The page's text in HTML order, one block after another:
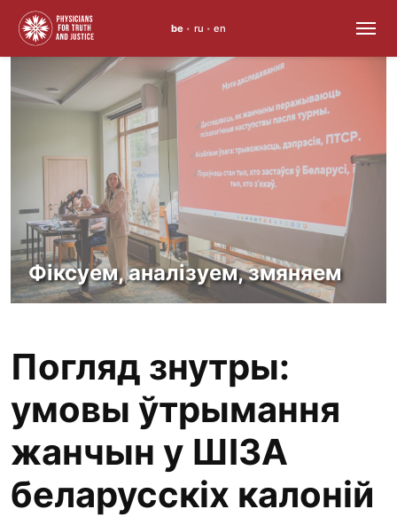
да
змесціва
be • ru • en
Фіксуем, аналізуем, змяняем
Погляд знутры:
умовы ўтрымання
жанчын у ШІЗА
беларусскіх калоній